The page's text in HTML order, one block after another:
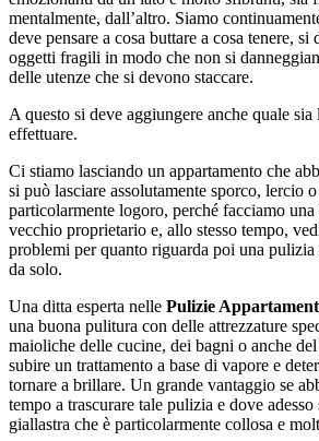
mentalmente, dall’altro. Siamo
deve pensare a cosa buttare a cosa tenere,
oggetti fragili in modo che non si
delle utenze che si devono staccare.
A questo si deve aggiungere anche quale
effettuare.
Ci stiamo lasciando un appartamento che
si può lasciare assolutamente sporco, lercio
particolarmente logoro, perché facciamo
vecchio proprietario e, allo stesso tempo,
problemi per quanto riguarda poi una pulizia
da solo.
Una ditta esperta nelle Pulizie
una buona pulitura con delle attrezzature
maioliche delle cucine, dei bagni o anche
subire un trattamento a base di vapore e
tornare a brillare. Un grande vantaggio se
tempo a trascurare tale pulizia e dove adesso
giallastra che è particolarmente collosa e